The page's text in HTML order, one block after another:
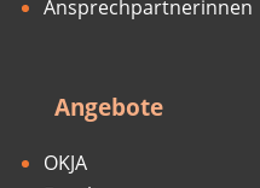
Ansprechpartnerinnen
Angebote
OKJA